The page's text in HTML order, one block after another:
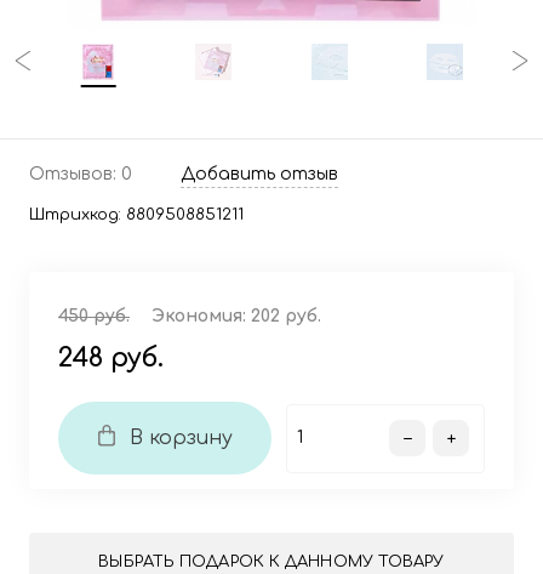
Отзывов: 0 Добавить отзыв
Штрихкод: 8809508851211
450 руб. Экономия: 202 руб.
248 руб.
В корзину
ВЫБРАТЬ ПОДАРОК К ДАННОМУ ТОВАРУ